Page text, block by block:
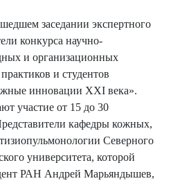
заседании экспертного
конкурса научно-
и организационных
и студентов
инновации XXI века».
участие от 15 до 30
кафедры кожных,
Северного
университета, которой
РАН Андрей Марьяндышев,